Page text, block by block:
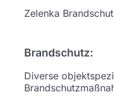
Zelenka
Brandschutz:
Diverse